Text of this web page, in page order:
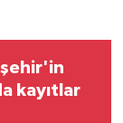
kayıtlar